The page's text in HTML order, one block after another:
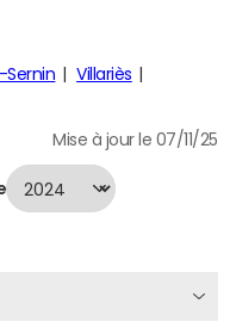
Sernin
Villariès
Mise à jour le 07/11/25